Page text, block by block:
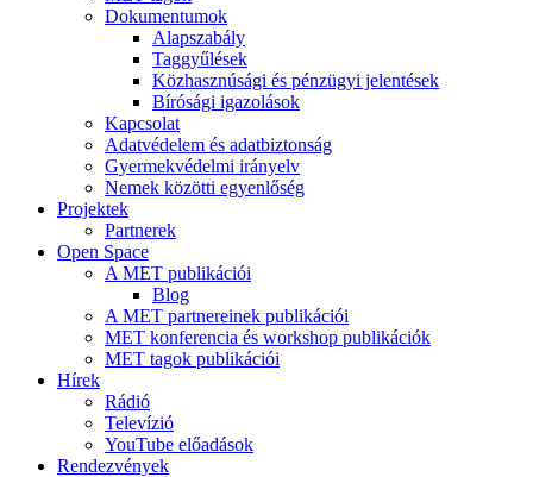
Dokumentumok
Alapszabály
Taggyűlések
Közhasznúsági és pénzügyi jelentések
Bírósági igazolások
Kapcsolat
Adatvédelem és adatbiztonság
Gyermekvédelmi irányelv
Nemek közötti egyenlőség
Projektek
Partnerek
Open Space
A MET publikációi
Blog
A MET partnereinek publikációi
MET konferencia és workshop publikációk
MET tagok publikációi
Hírek
Rádió
Televízió
YouTube előadások
Rendezvények